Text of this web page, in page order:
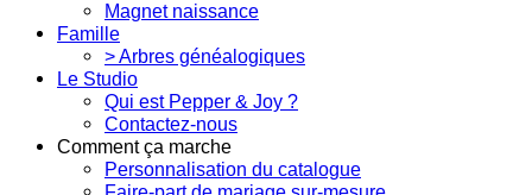
Magnet naissance
Famille
> Arbres généalogiques
Le Studio
Qui est Pepper & Joy ?
Contactez-nous
Comment ça marche
Personnalisation du catalogue